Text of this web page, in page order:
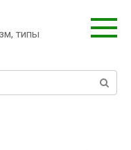
типы